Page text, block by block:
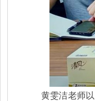
黄雯洁老师以